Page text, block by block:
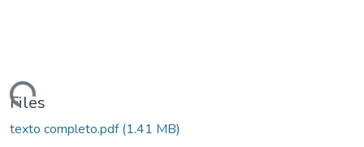
Files
texto completo.pdf(1.41 MB)